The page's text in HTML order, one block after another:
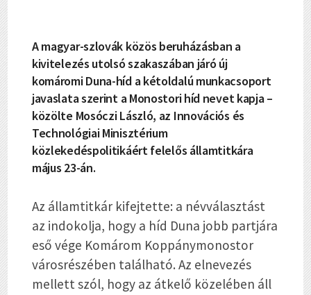
A magyar-szlovák közös beruházásban a
kivitelezés utolsó szakaszában járó új
komáromi Duna-híd a kétoldalú munkacsoport
javaslata szerint a Monostori híd nevet kapja –
közölte Mosóczi László, az Innovációs és
Technológiai Minisztérium
közlekedéspolitikáért felelős államtitkára
május 23-án.
Az államtitkár kifejtette: a névválasztást
az indokolja, hogy a híd Duna jobb partjára
eső vége Komárom Koppánymonostor
városrészében található. Az elnevezés
mellett szól, hogy az átkelő közelében áll